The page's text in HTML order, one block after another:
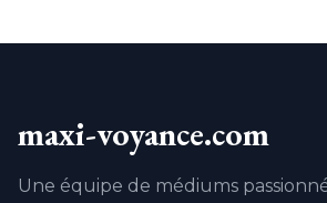
maxi-voyance.com
Une équipe de médiums